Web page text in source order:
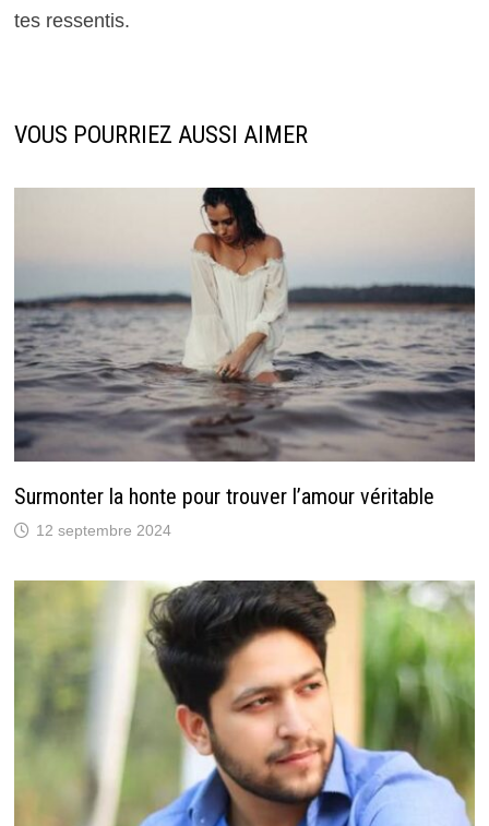
tes ressentis.
VOUS POURRIEZ AUSSI AIMER
Surmonter la honte pour trouver l’amour véritable
12 septembre 2024